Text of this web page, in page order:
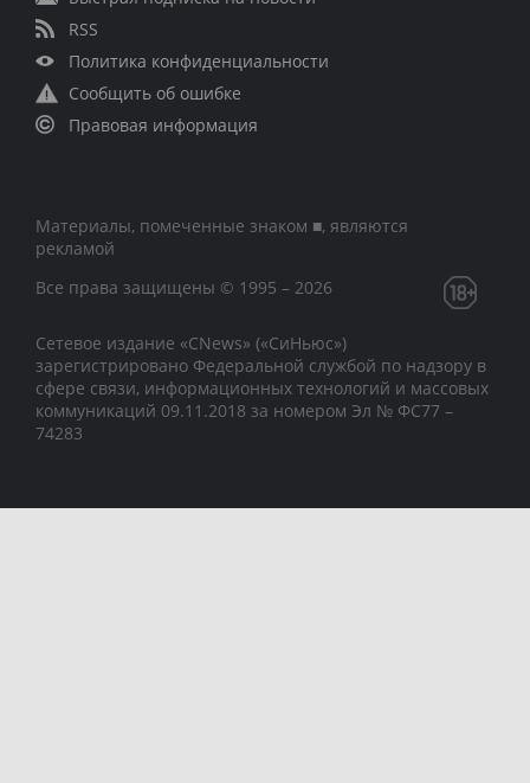
RSS
Политика конфиденциальности
Сообщить об ошибке
Правовая информация
Материалы, помеченные знаком ■, являются
рекламой
Все права защищены © 1995 – 2026
Сетевое издание «CNews» («СиНьюс»)
зарегистрировано Федеральной службой по надзору в
сфере связи, информационных технологий и массовых
коммуникаций 09.11.2018 за номером Эл № ФС77 –
74283